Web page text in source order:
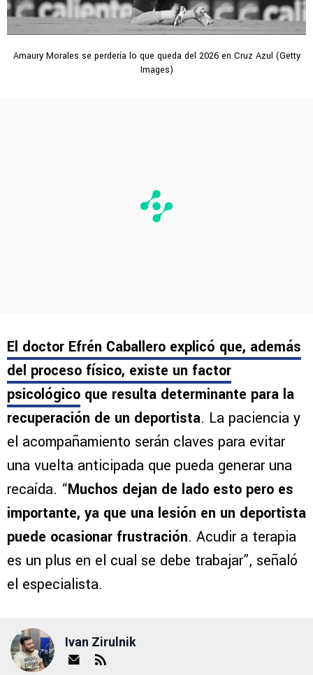
Amaury Morales se perdería lo que queda del 2026 en Cruz Azul (Getty
Images)
El doctor Efrén Caballero explicó que, además
del proceso físico, existe un factor
psicológico que resulta determinante para la
recuperación de un deportista. La paciencia y
el acompañamiento serán claves para evitar
una vuelta anticipada que pueda generar una
recaída. “Muchos dejan de lado esto pero es
importante, ya que una lesión en un deportista
puede ocasionar frustración. Acudir a terapia
es un plus en el cual se debe trabajar”, señaló
el especialista.
Ivan Zirulnik